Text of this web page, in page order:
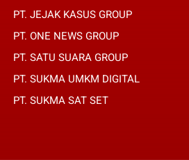
PT. JEJAK KASUS GROUP
PT. ONE NEWS GROUP
PT. SATU SUARA GROUP
PT. SUKMA UMKM DIGITAL
PT. SUKMA SAT SET